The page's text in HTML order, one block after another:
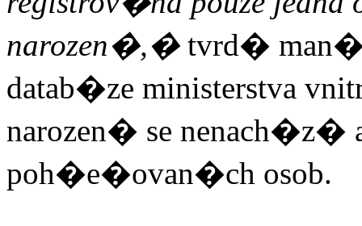
narozen�,�tvrd�
datab�ze ministerstva
narozen� se
poh�e�ovan�ch osob.